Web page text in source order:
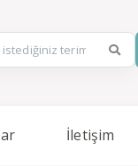
İletişim